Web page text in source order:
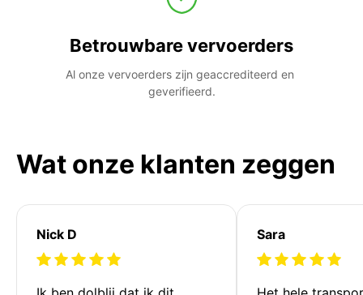
Betrouwbare vervoerders
Al onze vervoerders zijn geaccrediteerd en
geverifieerd.
Wat onze klanten zeggen
Nick D Sara